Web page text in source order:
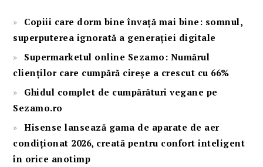
Copiii care dorm bine învață mai bine: somnul,
superputerea ignorată a generației digitale
Supermarketul online Sezamo: Numărul
clienților care cumpără cireșe a crescut cu 66%
Ghidul complet de cumpărături vegane pe
Sezamo.ro
Hisense lansează gama de aparate de aer
condiționat 2026, creată pentru confort inteligent
în orice anotimp